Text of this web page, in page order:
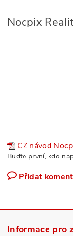
Nocpix
CZ návod
Buďte první, kdo
Přidat
Informace pro